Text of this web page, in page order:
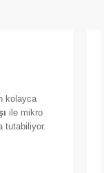
kolayca
ile mikro
tutabiliyor.